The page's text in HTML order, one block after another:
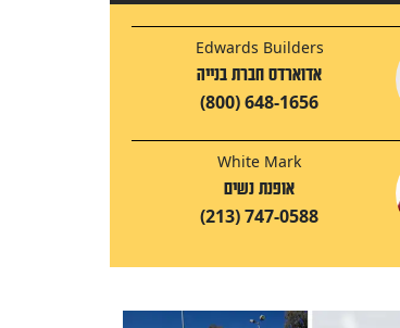
Edwards Builders
אדוארדס חברת בנייה
(800) 648-1656
White Mark
אופנת נשים
(213) 747-0588